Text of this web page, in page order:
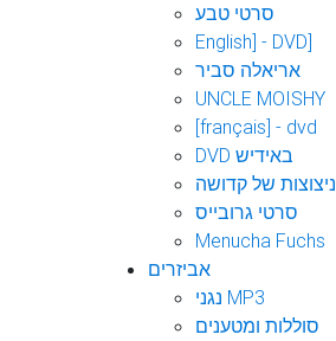
סרטי טבע
English] - DVD]
אריאלה סביר
UNCLE MOISHY
[français] - dvd
DVD באידיש
ניצוצות של קדושה
סרטי גרובייס
Menucha Fuchs
אביזרים
נגני MP3
סוללות ומטענים